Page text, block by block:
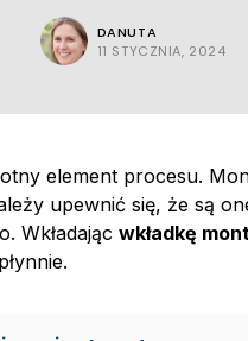
DANUTA
11 STYCZNIA, 2024
element procesu.
upewnić się, że są
Wkładając wkładkę